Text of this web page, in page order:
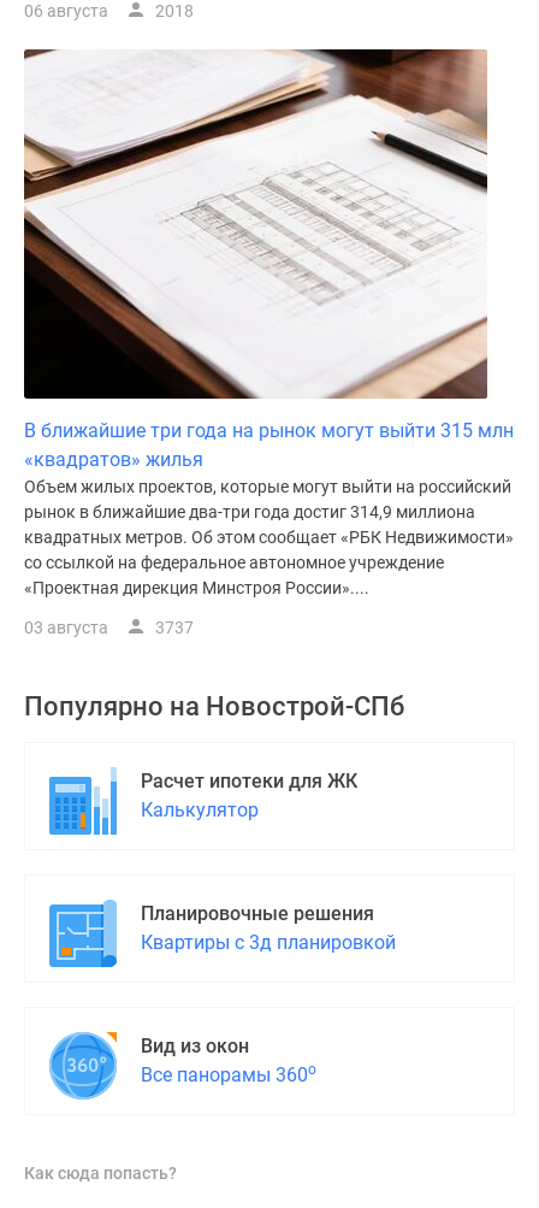
06 августа 2018
В ближайшие три года на рынок могут выйти 315 млн
«квадратов» жилья
Объем жилых проектов, которые могут выйти на российский
рынок в ближайшие два-три года достиг 314,9 миллиона
квадратных метров. Об этом сообщает «РБК Недвижимости»
со ссылкой на федеральное автономное учреждение
«Проектная дирекция Минстроя России»....
03 августа 3737
Популярно на Новострой-СПб
Расчет ипотеки для ЖК
Калькулятор
Планировочные решения
Квартиры с 3д планировкой
Вид из окон
Все панорамы 360о
Как сюда попасть?